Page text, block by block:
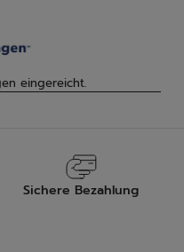
Sichere Bezahlung